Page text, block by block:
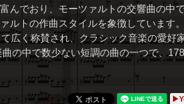
んでおり、モーツァルトの交響曲の中
ルトの作曲スタイルを象徴しています
広く称賛され、クラシック音楽の愛好
の中で数少ない短調の曲の一つで、